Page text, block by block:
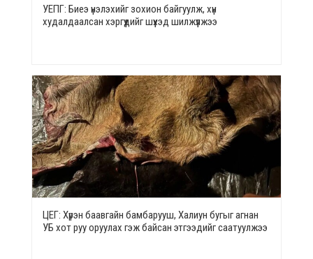
УЕПГ: Биеэ үнэлэхийг зохион байгуулж, хүн
худалдаалсан хэргүүдийг шүүхэд шилжүүлжээ
ЦЕГ: Хүрэн баавгайн бамбарууш, Халиун бугыг агнан
УБ хот руу оруулах гэж байсан этгээдийг саатуулжээ